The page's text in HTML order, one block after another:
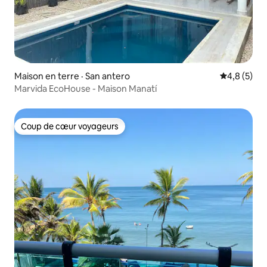
Maison en terre · San antero Note
4,8 (5)
Marvida EcoHouse - Maison Manatí
Coup de cœur voyageurs
Coup de cœur voyageurs